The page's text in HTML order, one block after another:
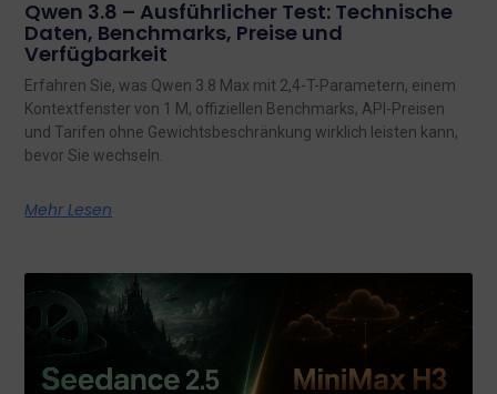
Qwen 3.8 – Ausführlicher Test: Technische
Daten, Benchmarks, Preise und
Verfügbarkeit
Erfahren Sie, was Qwen 3.8 Max mit 2,4-T-Parametern, einem
Kontextfenster von 1 M, offiziellen Benchmarks, API-Preisen
und Tarifen ohne Gewichtsbeschränkung wirklich leisten kann,
bevor Sie wechseln.
Mehr Lesen